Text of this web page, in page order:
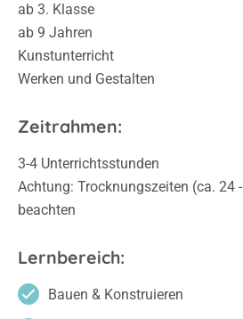
ab 3. Klasse
ab 9 Jahren
Kunstunterricht
Werken und Gestalten
Zeitrahmen:
3-4 Unterrichtsstunden
Achtung: Trocknungszeiten (ca. 24
beachten
Lernbereich:
Bauen & Konstruieren